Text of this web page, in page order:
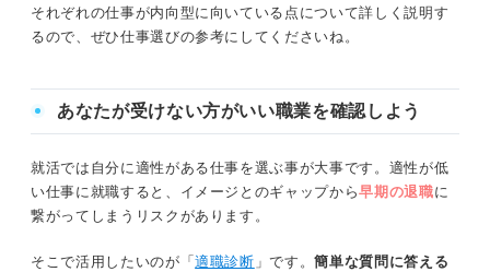
それぞれの仕事が内向型に向いている点について詳しく説明す
るので、ぜひ仕事選びの参考にしてくださいね。
あなたが受けない方がいい職業を確認しよう
就活では自分に適性がある仕事を選ぶ事が大事です。適性が低
い仕事に就職すると、イメージとのギャップから早期の退職に
繋がってしまうリスクがあります。
そこで活用したいのが「適職診断 」です。簡単な質問に答える